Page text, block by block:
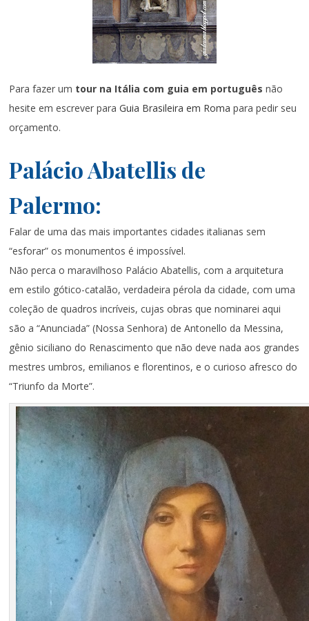
Para fazer um tour na Itália com guia em português não
hesite em escrever paraGuia Brasileira em Roma para pedir seu
orçamento.
Palácio Abatellis de
Palermo:
Falar de uma das mais importantes cidades italianas sem
“esforar” os monumentos é impossível.
Não perca o maravilhoso Palácio Abatellis, com a arquitetura
em estilo gótico-catalão, verdadeira pérola da cidade, com uma
coleção de quadros incríveis, cujas obras que nominarei aqui
são a “Anunciada” (Nossa Senhora) de Antonello da Messina,
gênio siciliano do Renascimento que não deve nada aos grandes
mestres umbros, emilianos e florentinos, e o curioso afresco do
“Triunfo da Morte”.